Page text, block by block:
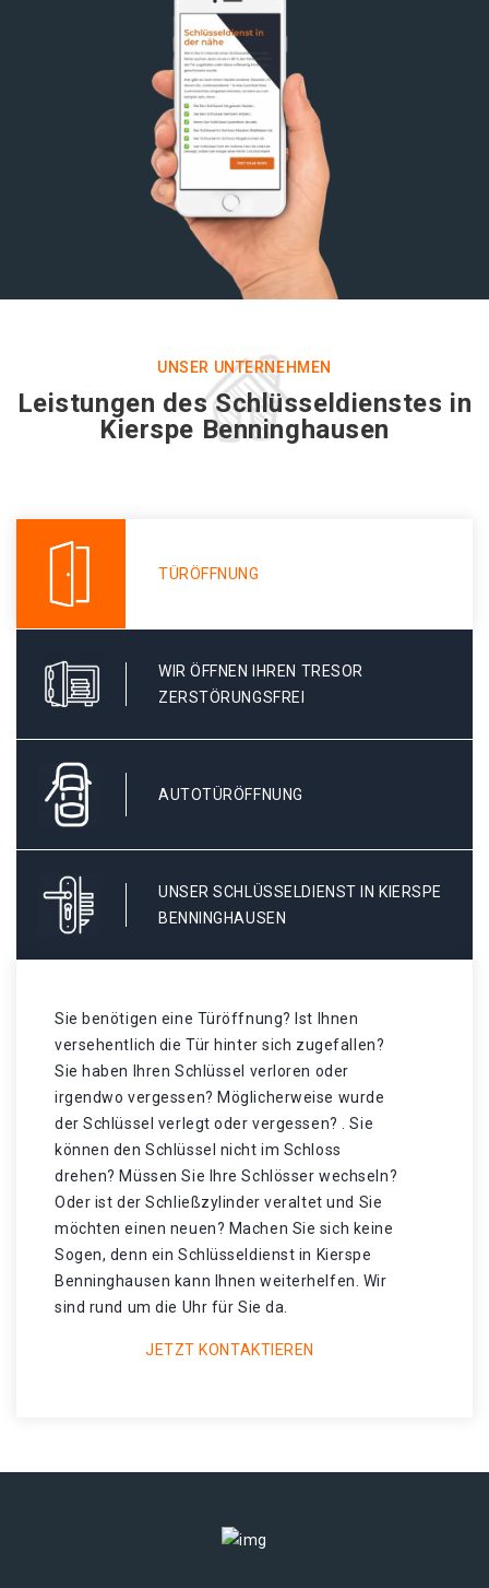
UNSER UNTERNEHMEN
Leistungen des Schlüsseldienstes in
Kierspe Benninghausen
TÜRÖFFNUNG
WIR ÖFFNEN IHREN TRESOR
ZERSTÖRUNGSFREI
AUTOTÜRÖFFNUNG
UNSER SCHLÜSSELDIENST IN KIERSPE
BENNINGHAUSEN
Sie benötigen eine Türöffnung? Ist Ihnen
versehentlich die Tür hinter sich zugefallen?
Sie haben Ihren Schlüssel verloren oder
irgendwo vergessen? Möglicherweise wurde
der Schlüssel verlegt oder vergessen? . Sie
können den Schlüssel nicht im Schloss
drehen? Müssen Sie Ihre Schlösser wechseln?
Oder ist der Schließzylinder veraltet und Sie
möchten einen neuen? Machen Sie sich keine
Sogen, denn ein Schlüsseldienst in Kierspe
Benninghausen kann Ihnen weiterhelfen. Wir
sind rund um die Uhr für Sie da.
JETZT KONTAKTIEREN